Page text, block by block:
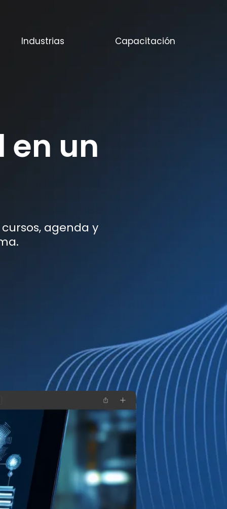
Industrias Capacitación
en un
agenda y